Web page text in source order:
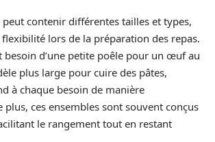
peut contenir différentes tailles et types,
lors de la préparation des repas.
besoin d’une petite poêle pour un œuf au
plus large pour cuire des pâtes,
à chaque besoin de manière
plus, ces ensembles sont souvent conçus
le rangement tout en restant